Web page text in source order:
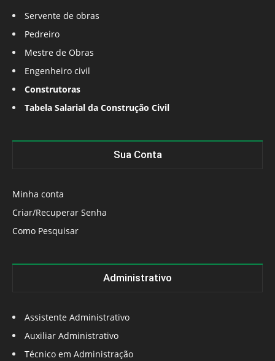
Servente de obras
Pedreiro
Mestre de Obras
Engenheiro civil
Construtoras
Tabela Salarial da Construção Civil
Sua Conta
Minha conta
Criar/Recuperar Senha
Como Pesquisar
Administrativo
Assistente Administrativo
Auxiliar Administrativo
Técnico em Administração